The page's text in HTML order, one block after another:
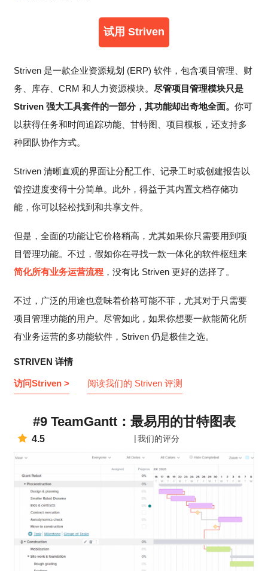
试用 Striven
Striven 是一款企业资源规划 (ERP) 软件，包含项目管理、财
务、库存、CRM 和人力资源模块。 尽管项目管理模块只是
Striven 强大工具套件的一部分，其功能却出奇地全面。 你可
以获得任务和时间追踪功能、甘特图、项目模板，还支持多
种团队协作方式。
Striven 清晰直观的界面让分配工作、记录工时或创建报告以
管控进度变得十分简单。此外，得益于其内置文档存储功
能，你可以轻松找到和共享文件。
但是，全面的功能让它价格稍高，尤其如果你只需要用到项
目管理功能。不过，假如你在寻找一款一体化的软件枢纽来
简化所有业务运营流程 ，没有比 Striven 更好的选择了。
不过，广泛的用途也意味着价格可能不菲，尤其对于只需要
项目管理功能的用户。尽管如此，如果你想要一款能简化所
有业务运营的多功能软件，Striven 仍是极佳之选。
STRIVEN 详情
访问Striven > 阅读我们的 Striven 评测
#9 TeamGantt：最易用的甘特图表
4.5 我们的评分